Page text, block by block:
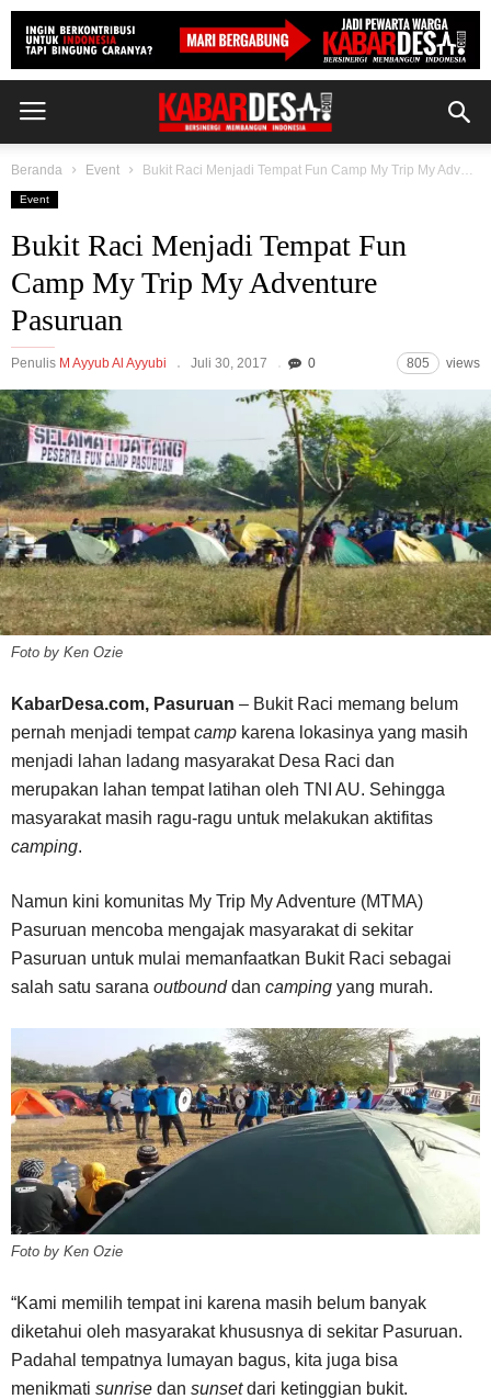
Beranda Event Bukit Raci Menjadi Tempat Fun Camp My Trip My Adventure Pasuruan
Event
Bukit Raci Menjadi Tempat Fun
Camp My Trip My Adventure
Pasuruan
Penulis M Ayyub Al Ayyubi Juli 30, 2017 0 805 views
Foto by Ken Ozie
KabarDesa.com, Pasuruan – Bukit Raci memang belum
pernah menjadi tempatcamp karena lokasinya yang masih
menjadi lahan ladang masyarakat Desa Raci dan
merupakan lahan tempat latihan oleh TNI AU. Sehingga
masyarakat masih ragu-ragu untuk melakukan aktifitas
camping.
Namun kini komunitas My Trip My Adventure (MTMA)
Pasuruan mencoba mengajak masyarakat di sekitar
Pasuruan untuk mulai memanfaatkan Bukit Raci sebagai
salah satu sarana outbounddan camping yang murah.
Foto by Ken Ozie
“Kami memilih tempat ini karena masih belum banyak
diketahui oleh masyarakat khususnya di sekitar Pasuruan.
Padahal tempatnya lumayan bagus, kita juga bisa
menikmati sunrise dan sunsetdari ketinggian bukit.